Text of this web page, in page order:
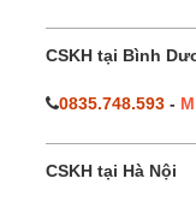
CSKH tại Bình
0835.748.593 -
CSKH tại Hà Nội